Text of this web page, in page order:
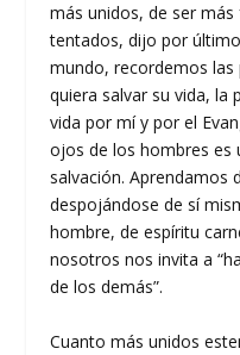
más unidos, de ser
tentados, dijo por
mundo, recordemos las
quiera salvar su vida, la
vida por mí y por el
ojos de los hombres es
salvación. Aprendamos
despojándose de sí
hombre, de espíritu
nosotros nos invita a
de los demás”.
Cuanto más unidos